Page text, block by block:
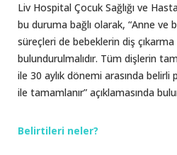
Liv Hospital Çocuk Sağlığı ve
bu duruma bağlı olarak, “Anne ve
süreçleri de bebeklerin diş
bulundurulmalıdır. Tüm dişlerin
ile 30 aylık dönemi arasında belirli
ile tamamlanır” açıklamasında
Belirtileri neler?